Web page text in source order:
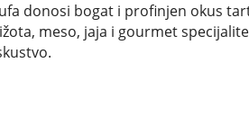
donosi bogat i profinjen okus
meso, jaja i gourmet